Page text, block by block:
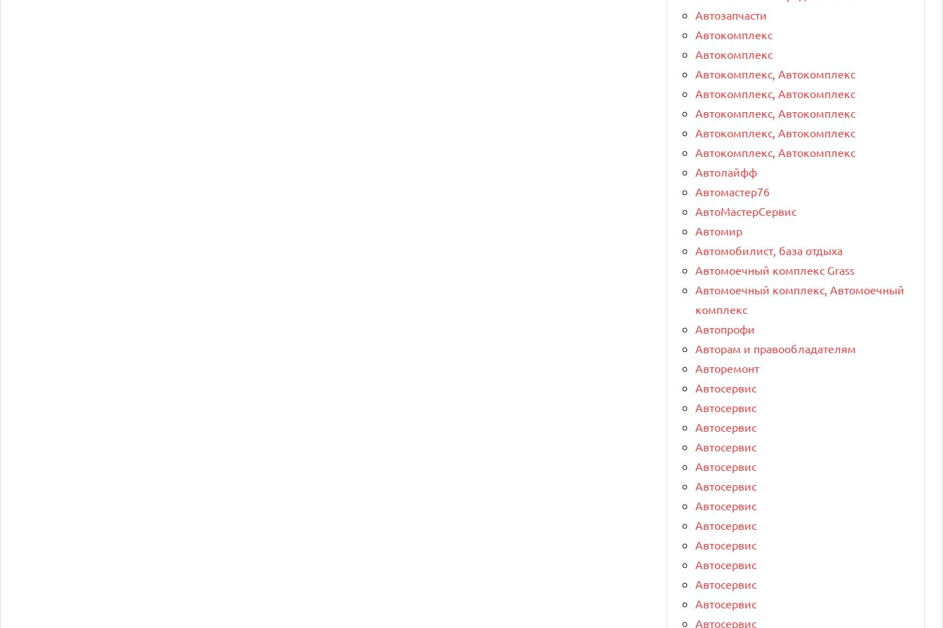
Автозапчасти
Автокомплекс
Автокомплекс
Автокомплекс, Автокомплекс
Автокомплекс, Автокомплекс
Автокомплекс, Автокомплекс
Автокомплекс, Автокомплекс
Автокомплекс, Автокомплекс
Автолайфф
Автомастер76
АвтоМастерСервис
Автомир
Автомобилист, база отдыха
Автомоечный комплекс Grass
Автомоечный комплекс, Автомоечный
комплекс
Автопрофи
Авторам и правообладателям
Авторемонт
Автосервис
Автосервис
Автосервис
Автосервис
Автосервис
Автосервис
Автосервис
Автосервис
Автосервис
Автосервис
Автосервис
Автосервис
Автосервис